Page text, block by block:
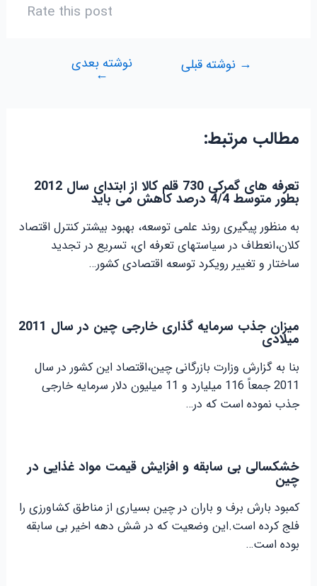
Rate this post
راهبری
→ نوشته قبلی نوشته بعدی
←
مطالب مرتبط:
تعرفه های گمرکی 730 قلم کالا از ابتدای سال 2012
بطور متوسط 4/4 درصد کاهش می باید
به منظور پیگیری روند علمی توسعه، بهبود بیشتر کنترل اقتصاد
کلان،انعطاف در سیاستهای تعرفه ای، تسریع در تجدید
ساختار و تغییر رویکرد توسعه اقتصادی کشور…
میزان جذب سرمایه گذاری خارجی چین در سال 2011
میلادی
بنا به گزارش وزارت بازرگانی چین،اقتصاد این کشور در سال
2011 جمعاً 116 میلیارد و 11 میلیون دلار سرمایه خارجی
جذب نموده است که در…
خشکسالی بی سابقه و افزایش قیمت مواد غذایی در
چین
کمبود بارش برف و باران در چین بسیاری از مناطق کشاورزی را
فلج کرده است.این وضعیت که در شش دهه اخیر بی سابقه
بوده است…